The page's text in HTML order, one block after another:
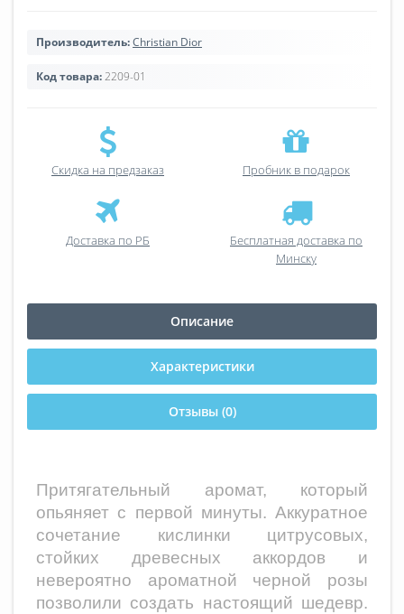
Производитель:Christian Dior
Код товара:2209-01
Скидка на предзаказ Пробник в подарок
Доставка по РБ
Бесплатная доставка по
Минску
Описание
Характеристики
Отзывы (0)
Притягательный аромат, который
опьяняет с первой минуты. Аккуратное
сочетание кислинки цитрусовых,
стойких древесных аккордов и
невероятно ароматной черной розы
позволили создать настоящий шедевр.